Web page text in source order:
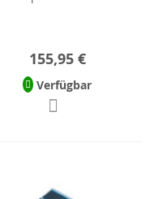
155,95 €
Verfügbar